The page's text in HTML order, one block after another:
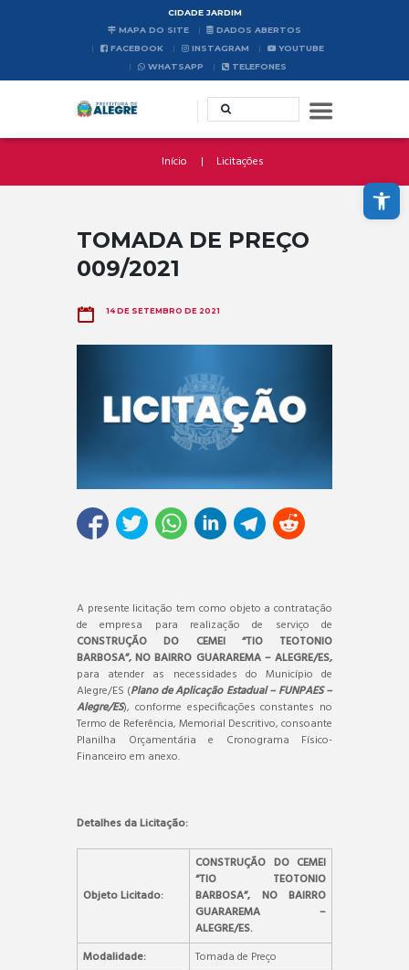
Abrir a barra de ferramentas
CIDADE JARDIM
MAPA DO SITE
DADOS ABERTOS
FACEBOOK
INSTAGRAM
YOUTUBE
WHATSAPP
TELEFONES
Início Licitações
TOMADA DE PREÇO
009/2021
14 DE SETEMBRO DE 2021
A presente licitação tem como objeto a contratação
de empresa para realização de serviço de
CONSTRUÇÃO DO CEMEI “TIO TEOTONIO
BARBOSA”, NO BAIRRO GUARAREMA – ALEGRE/ES,
para atender as necessidades do Município de
Alegre/ES (Plano de Aplicação Estadual – FUNPAES –
Alegre/ES), conforme especificações constantes no
Termo de Referência, Memorial Descritivo, consoante
Planilha Orçamentária e Cronograma Físico-
Financeiro em anexo.
Detalhes da Licitação:
Objeto Licitado:
CONSTRUÇÃO DO CEMEI
“TIO TEOTONIO
BARBOSA”, NO BAIRRO
GUARAREMA –
ALEGRE/ES.
Modalidade:
Tomada de Preço